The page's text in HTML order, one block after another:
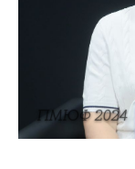
ПМЮФ 2024